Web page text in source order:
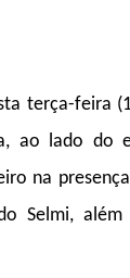
terça-feira
ao lado do
na
Selmi,